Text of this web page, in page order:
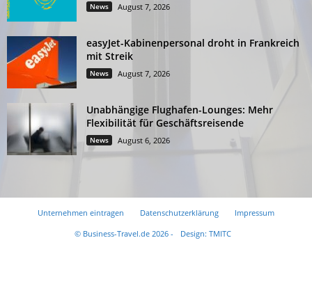
News August 7, 2026
easyJet-Kabinenpersonal droht in Frankreich
mit Streik
News August 7, 2026
Unabhängige Flughafen-Lounges: Mehr
Flexibilität für Geschäftsreisende
News August 6, 2026
Unternehmen eintragen Datenschutzerklärung
Impressum
© Business-Travel.de 2026 -
Design: TMITC